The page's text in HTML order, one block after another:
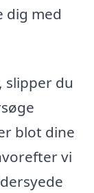
dig med
slipper du
blot dine
vi